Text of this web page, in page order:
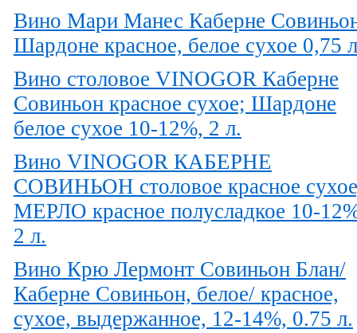
Вино Мари Манес Каберне
Шардоне красное, белое сухое 0,75 л
Вино столовое VINOGOR Каберне
Совиньон красное сухое; Шардоне
белое сухое 10-12%, 2 л.
Вино VINOGOR КАБЕРНЕ
СОВИНЬОН столовое красное
МЕРЛО красное полусладкое 10-
2 л.
Вино Крю Лермонт Совиньон Блан/
Каберне Совиньон, белое/ красное,
сухое, выдержанное, 12-14%, 0.75 л.